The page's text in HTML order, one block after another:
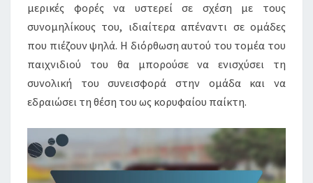
μερικές φορές να υστερεί σε σχέση με τους
συνομηλίκους του, ιδιαίτερα απέναντι σε ομάδες
που πιέζουν ψηλά. Η διόρθωση αυτού του τομέα του
παιχνιδιού του θα μπορούσε να ενισχύσει τη
συνολική του συνεισφορά στην ομάδα και να
εδραιώσει τη θέση του ως κορυφαίου παίκτη.